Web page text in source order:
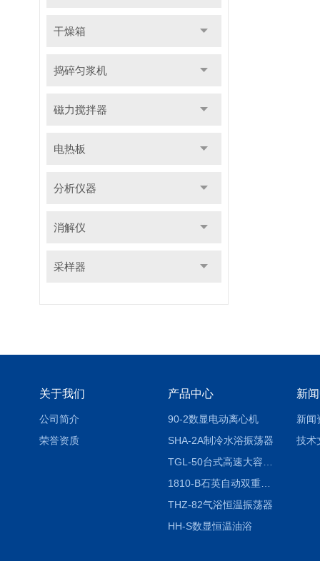
干燥箱
捣碎匀浆机
磁力搅拌器
电热板
分析仪器
消解仪
采样器
关于我们
公司简介
荣誉资质
产品中心
90-2数显电动离心机
SHA-2A制冷水浴振荡器
1810-B石英自动双重纯水蒸馏水器
THZ-82气浴恒温振荡器
HH-S数显恒温油浴
新
新闻
技术